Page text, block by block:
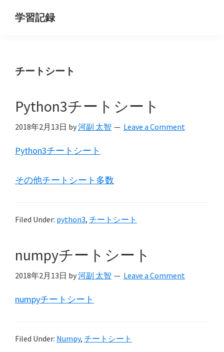
学習記録
チートシート
Python3チートシート
2018年2月13日 by河副 太智 Leave a Comment
Python3チートシート
その他チートシート多数
Filed Under: python3, チートシート
numpyチートシート
2018年2月13日 by河副 太智 Leave a Comment
numpyチートシート
Filed Under: Numpy, チートシート